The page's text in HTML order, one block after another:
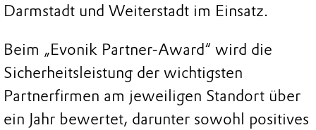
Darmstadt und Weiterstadt im Einsatz.
Beim „Evonik Partner-Award“ wird die
Sicherheitsleistung der wichtigsten
Partnerfirmen am jeweiligen Standort über
ein Jahr bewertet, darunter sowohl positives